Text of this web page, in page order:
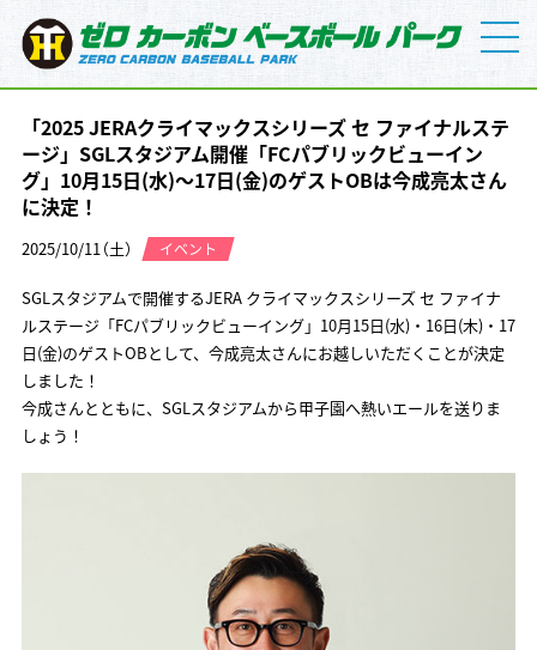
「2025 JERAクライマックスシリーズ セ ファイナルステ
ージ」SGLスタジアム開催「FCパブリックビューイン
グ」10月15日(水)～17日(金)のゲストOBは今成亮太さん
に決定！
2025/10/11（土） イベント
SGLスタジアムで開催するJERA クライマックスシリーズ セ ファイナ
ルステージ「FCパブリックビューイング」10月15日(水)・16日(木)・17
日(金)のゲストOBとして、今成亮太さんにお越しいただくことが決定
しました！
今成さんとともに、SGLスタジアムから甲子園へ熱いエールを送りま
しょう！